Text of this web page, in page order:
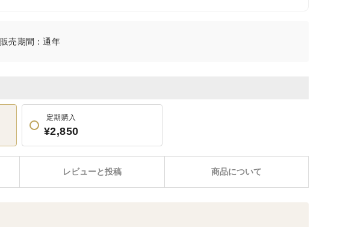
販売期間：通年
定期購入
¥2,850
レビューと投稿 商品について